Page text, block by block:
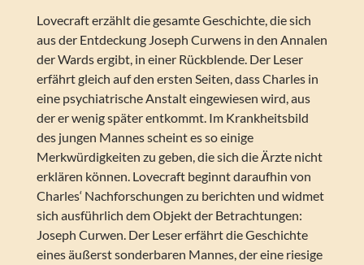
Lovecraft erzählt die gesamte Geschichte, die sich
aus der Entdeckung Joseph Curwens in den Annalen
der Wards ergibt, in einer Rückblende. Der Leser
erfährt gleich auf den ersten Seiten, dass Charles in
eine psychiatrische Anstalt eingewiesen wird, aus
der er wenig später entkommt. Im Krankheitsbild
des jungen Mannes scheint es so einige
Merkwürdigkeiten zu geben, die sich die Ärzte nicht
erklären können. Lovecraft beginnt daraufhin von
Charles‘ Nachforschungen zu berichten und widmet
sich ausführlich dem Objekt der Betrachtungen:
Joseph Curwen. Der Leser erfährt die Geschichte
eines äußerst sonderbaren Mannes, der eine riesige